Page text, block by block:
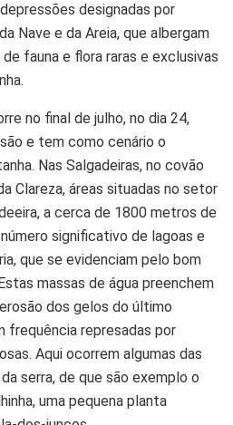
designadas por
Nave e da Areia, que albergam
fauna e flora raras e exclusivas
no final de julho, no dia 24,
e tem como cenário o
Nas Salgadeiras, no covão
Clareza, áreas situadas no setor
a cerca de 1800 metros de
significativo de lagoas e
que se evidenciam pelo bom
massas de água preenchem
dos gelos do último
frequência represadas por
Aqui ocorrem algumas das
serra, de que são exemplo o
uma pequena planta